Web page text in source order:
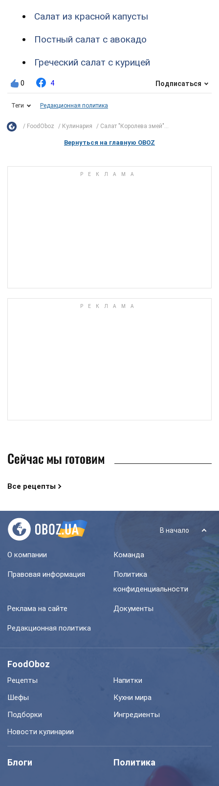
Салат из красной капусты
Постный салат с авокадо
Греческий салат с курицей
0 4 Подписаться
Теги Редакционная политика
FoodOboz Кулинария Салат "Королева змей"...
Вернуться на главную OBOZ
Сейчас мы готовим
Все рецепты
В начало
О компании Команда
Правовая информация
Политика
конфиденциальности
Реклама на сайте Документы
Редакционная политика
FoodOboz
Рецепты
Напитки
Шефы
Кухни мира
Подборки
Ингредиенты
Новости кулинарии
Блоги Политика